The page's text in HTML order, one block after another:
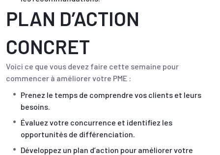
PLAN D’ACTION
CONCRET
Voici ce que vous devez faire cette semaine pour
commencer à améliorer votre PME :
Prenez le temps de comprendre vos clients et leurs
besoins.
Évaluez votre concurrence et identifiez les
opportunités de différenciation.
Développez un plan d’action pour améliorer votre